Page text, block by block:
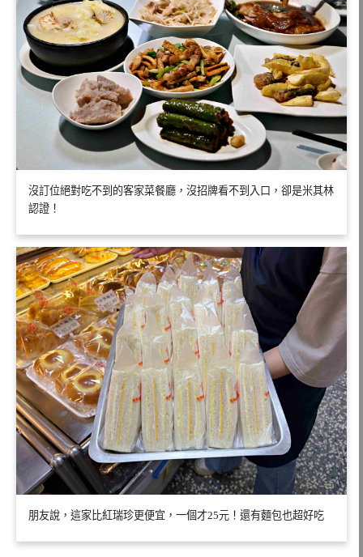
沒訂位絕對吃不到的客家菜餐廳，沒招牌看不到入口，卻是米其林
認證！
朋友說，這家比紅瑞珍更便宜，一個才25元！還有麵包也超好吃